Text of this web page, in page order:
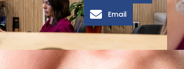
Email